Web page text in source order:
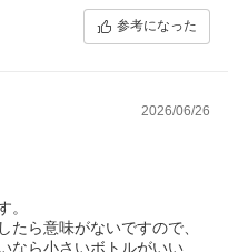
参考になった
2026/06/26
。
たら意味がないですので、
なら小さいボトルがいいの